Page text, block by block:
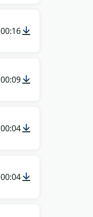
00:16
00:09
00:04
00:04